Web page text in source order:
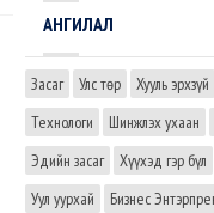
АНГИЛАЛ
Засаг Улс төр Хууль эрхзүй
Технологи
Шинжлэх ухаан
Эдийн засаг
Хүүхэд гэр бүл
Уул уурхай
Бизнес